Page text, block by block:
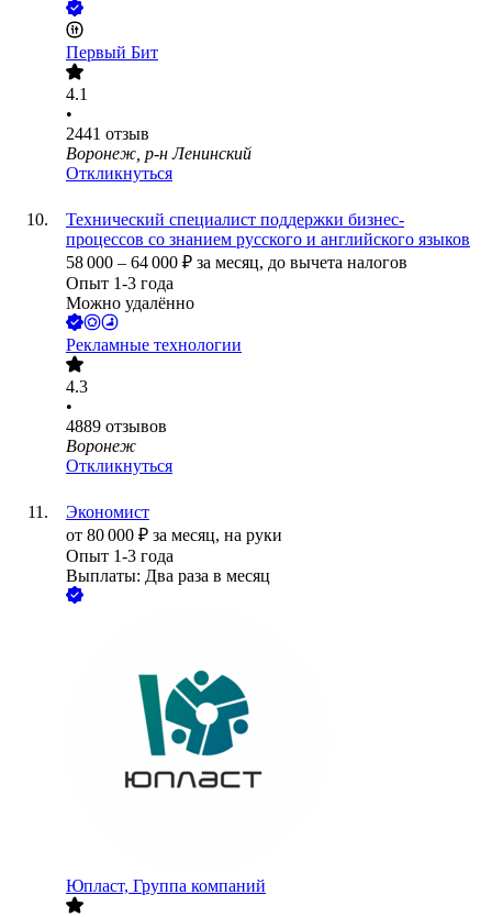
Первый Бит
4.1
•
2441 отзыв
Воронеж, р-н Ленинский
Откликнуться
Технический специалист поддержки бизнес-
процессов со знанием русского и английского языков
58 000 – 64 000 ₽ за месяц, до вычета налогов
Опыт 1-3 года
Можно удалённо
Рекламные технологии
4.3
•
4889 отзывов
Воронеж
Откликнуться
Экономист
от 80 000 ₽ за месяц, на руки
Опыт 1-3 года
Выплаты: Два раза в месяц
Юпласт, Группа компаний